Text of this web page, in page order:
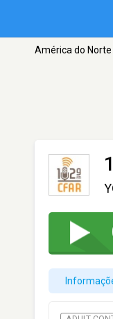
América do Norte